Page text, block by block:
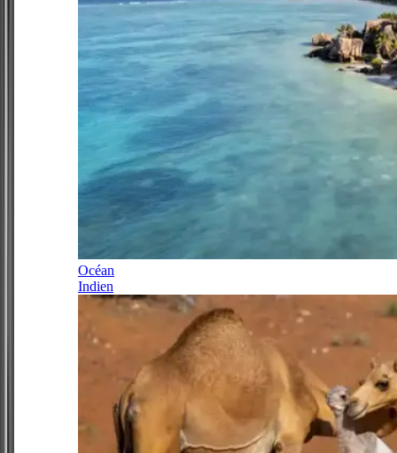
Océan
Indien